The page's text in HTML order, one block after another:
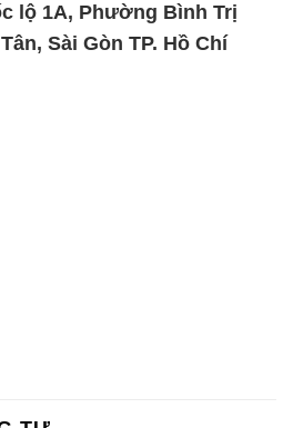
lộ 1A, Phường Bình Trị
Sài Gòn TP. Hồ Chí